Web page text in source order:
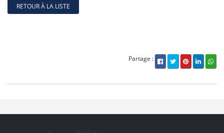
RETOUR À LA LISTE
Partage :